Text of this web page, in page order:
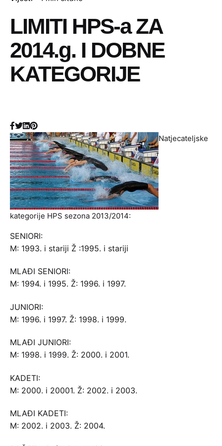
LIMITI HPS-a ZA
2014.g. I DOBNE
KATEGORIJE
Natjecateljske
kategorije HPS sezona 2013/2014:
SENIORI:
M: 1993. i stariji Ž :1995. i stariji
MLAĐI SENIORI:
M: 1994. i 1995. Ž: 1996. i 1997.
JUNIORI:
M: 1996. i 1997. Ž: 1998. i 1999.
MLAĐI JUNIORI:
M: 1998. i 1999. Ž: 2000. i 2001.
KADETI:
M: 2000. i 20001. Ž: 2002. i 2003.
MLAĐI KADETI:
M: 2002. i 2003. Ž: 2004.